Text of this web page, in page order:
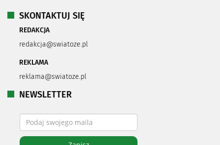
SKONTAKTUJ SIĘ
REDAKCJA
redakcja@swiatoze.pl
REKLAMA
reklama@swiatoze.pl
NEWSLETTER